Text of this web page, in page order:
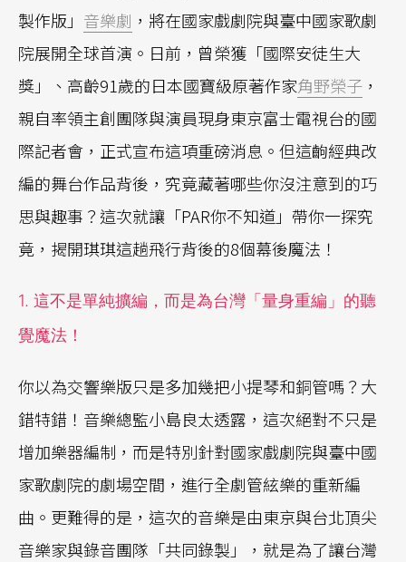
製作版」 音樂劇 ，將在國家戲劇院與臺中國家歌劇
院展開全球首演。日前，曾榮獲「國際安徒生大
獎」、高齡91歲的日本國寶級原著作家角野榮子 ，
親自率領主創團隊與演員現身東京富士電視台的國
際記者會，正式宣布這項重磅消息。但這齣經典改
編的舞台作品背後，究竟藏著哪些你沒注意到的巧
思與趣事？這次就讓「PAR你不知道」帶你一探究
竟，揭開琪琪這趟飛行背後的8個幕後魔法！
1. 這不是單純擴編，而是為台灣「量身重編」的聽
覺魔法！
你以為交響樂版只是多加幾把小提琴和銅管嗎？大
錯特錯！音樂總監小島良太透露，這次絕對不只是
增加樂器編制，而是特別針對國家戲劇院與臺中國
家歌劇院的劇場空間，進行全劇管絃樂的重新編
曲。更難得的是，這次的音樂是由東京與台北頂尖
音樂家與錄音團隊「共同錄製」，就是為了讓台灣